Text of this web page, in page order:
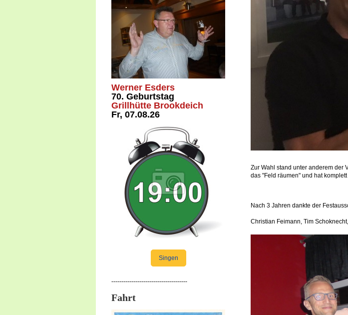
Werner Esders
70. Geburtstag
Grillhütte Brookdeich
Fr, 07.08.26
Singen
--------------------------------------
Fahrt
Zur Wahl stand unter anderem der
das "Feld räumen" und hat
Nach 3 Jahren dankte der
Christian Feimann, Tim